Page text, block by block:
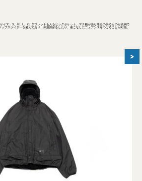
イズ：S、M、L、XL タブレットも入るビッグポケット、マチ幅があり厚みのあるものも収納で
プスライダーを備えており、体温調節をしたり、着こなしにニュアンスをつけることが可能。
>